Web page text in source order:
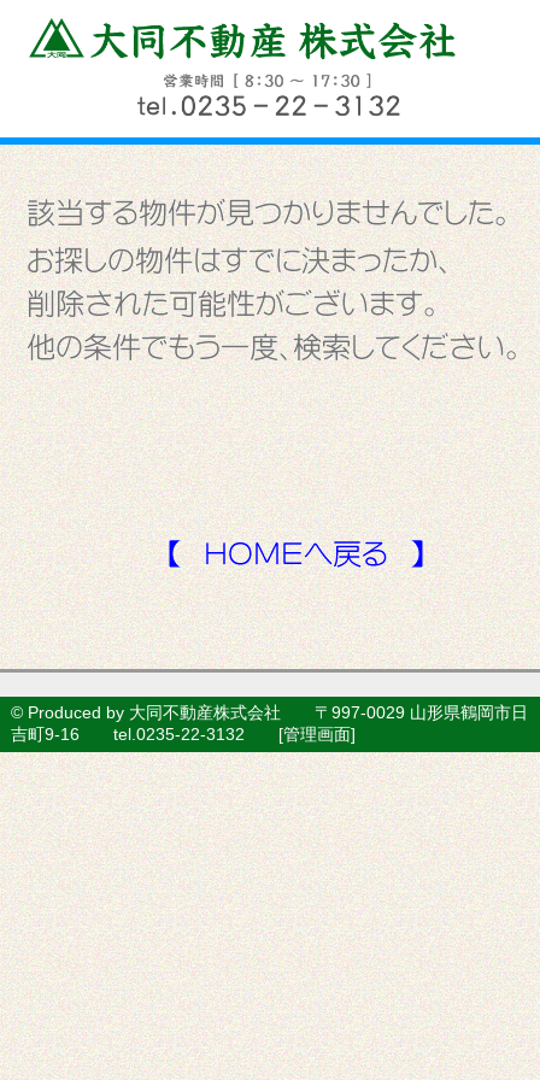
© Produced by 大同不動産株式会社 〒997-0029 山形県鶴岡市日
吉町9-16 tel.0235-22-3132 [管理画面]